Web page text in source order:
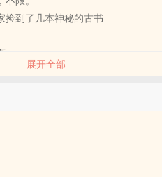
捡到了几本神秘的古书
展开全部